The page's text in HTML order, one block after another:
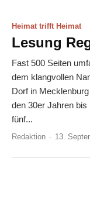
Heimat trifft Heimat
Lesung
Fast 500 Seiten
dem klangvollen
Dorf in
den 30er Jahren
fünf...
Redaktion - 13.